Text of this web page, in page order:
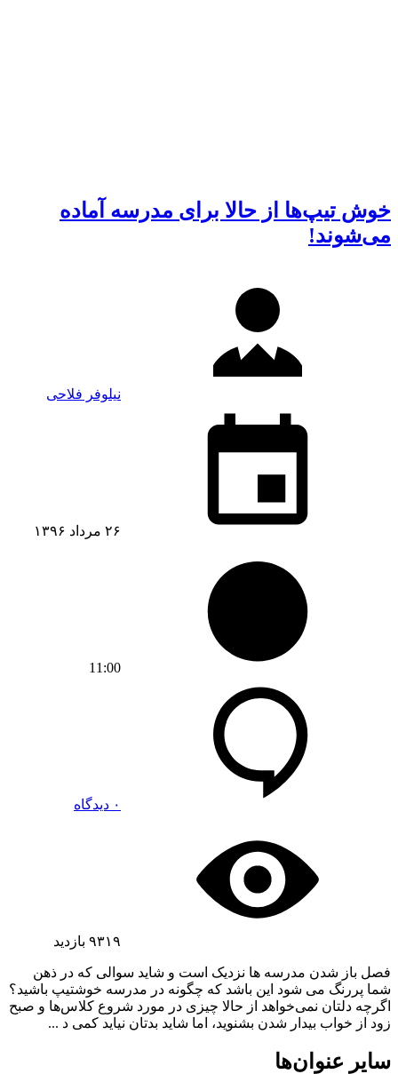
خوش تیپ‌ها از حالا برای مدرسه آماده
می‌شوند!
نیلوفر فلاحی
۲۶ مرداد ۱۳۹۶
11:00
۰ دیدگاه
۹۳۱۹ بازدید
فصل باز شدن مدرسه ها نزدیک است و شاید سوالی که در ذهن
شما پررنگ می شود این باشد که چگونه در مدرسه خوشتیپ باشید؟
اگرچه دلتان نمی‌خواهد از حالا چیزی در مورد شروع کلاس‌ها و صبح
زود از خواب بیدار شدن بشنوید، اما شاید بدتان نیاید کمی د ...
سایر عنوان‌ها